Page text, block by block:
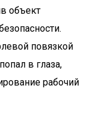
объект
повязкой
в глаза,
рабочий